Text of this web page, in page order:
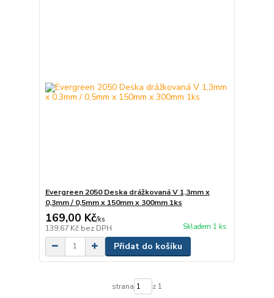
Evergreen 2050 Deska drážkovaná V 1,3mm x
0,3mm / 0,5mm x 150mm x 300mm 1ks
169,00 Kč/ks
139,67 Kč bez DPH Skladem 1 ks
Přidat do košíku
strana z 1